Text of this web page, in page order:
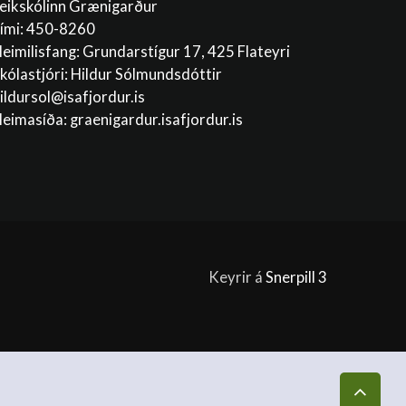
Grænigarður
450-8260
Grundarstígur 17, 425 Flateyri
Hildur Sólmundsdóttir
graenigardur.isafjordur.is
Keyrir á Snerpill 3